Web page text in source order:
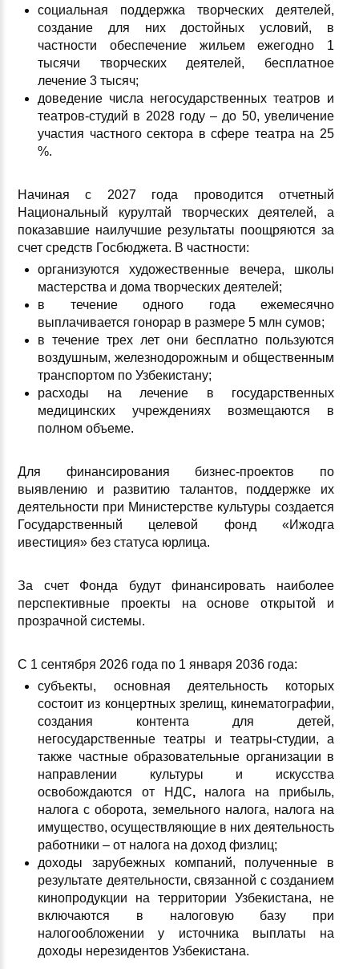
социальная поддержка творческих деятелей,
создание для них достойных условий, в
частности обеспечение жильем ежегодно 1
тысячи творческих деятелей, бесплатное
лечение 3 тысяч;
доведение числа негосударственных театров и
театров-студий в 2028 году – до 50, увеличение
участия частного сектора в сфере театра на 25
%.
Начиная с 2027 года проводится отчетный
Национальный курултай творческих деятелей, а
показавшие наилучшие результаты поощряются за
счет средств Госбюджета. В частности:
организуются художественные вечера, школы
мастерства и дома творческих деятелей;
в течение одного года ежемесячно
выплачивается гонорар в размере 5 млн сумов;
в течение трех лет они бесплатно пользуются
воздушным, железнодорожным и общественным
транспортом по Узбекистану;
расходы на лечение в государственных
медицинских учреждениях возмещаются в
полном объеме.
Для финансирования бизнес-проектов по
выявлению и развитию талантов, поддержке их
деятельности при Министерстве культуры создается
Государственный целевой фонд «Ижодга
ивестиция» без статуса юрлица.
За счет Фонда будут финансировать наиболее
перспективные проекты
на основе открытой и
прозрачной системы.
С 1 сентября 2026 года по 1 января 2036 года:
субъекты, основная деятельность которых
состоит из концертных зрелищ, кинематографии,
создания контента для детей,
негосударственные театры и театры-студии, а
также частные образовательные организации в
направлении культуры и искусства
освобождаются от НДС, налога на прибыль,
налога с оборота, земельного налога, налога на
имущество, осуществляющие в них деятельность
работники – от налога на доход физлиц;
доходы зарубежных компаний, полученные в
результате деятельности, связанной с созданием
кинопродукции на территории Узбекистана, не
включаются в налоговую базу при
налогообложении у источника выплаты на
доходы нерезидентов Узбекистана.